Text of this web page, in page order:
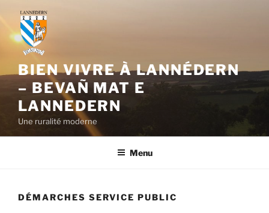
contenu
principal
BIEN VIVRE À LANNÉDERN
– BEVAÑ MAT E
LANNEDERN
Une ruralité moderne
Menu
DÉMARCHES SERVICE PUBLIC